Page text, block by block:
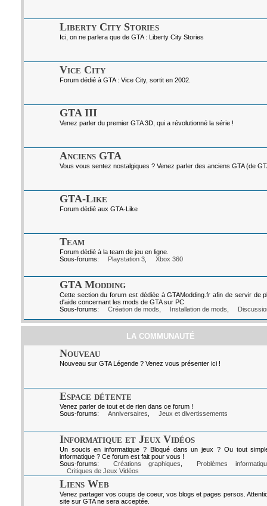
Liberty City Stories
Ici, on ne parlera que de GTA : Liberty City Stories
Vice City
Forum dédié à GTA : Vice City, sortit en 2002.
GTA III
Venez parler du premier GTA 3D, qui a révolutionné la série !
Anciens GTA
Vous vous sentez nostalgiques ? Venez parler des anciens GTA (de
GTA-Like
Forum dédié aux GTA-Like
Team
Forum dédié à la team de jeu en ligne.
Sous-forums:
Playstation 3, Xbox 360
GTA Modding
Cette section du forum est dédiée à GTAModding.fr afin de servir de
d'aide concernant les mods de GTA sur PC
Sous-forums:
Création de mods Installation de mods
LA COMMUNAUTÉ
Nouveau
Nouveau sur GTA Légende ? Venez vous présenter ici !
Espace détente
Venez parler de tout et de rien dans ce forum !
Sous-forums:
Anniversaires Jeux et divertissements
Informatique et Jeux Vidéos
Un soucis en informatique ? Bloqué dans un jeux ? Ou tout
informatique ? Ce forum est fait pour vous !
Sous-forums:
Créations graphiques
Problèmes
Critiques de Jeux Vidéos
Liens Web
Venez partager vos coups de coeur, vos blogs et pages persos.
site sur GTA ne sera acceptée.